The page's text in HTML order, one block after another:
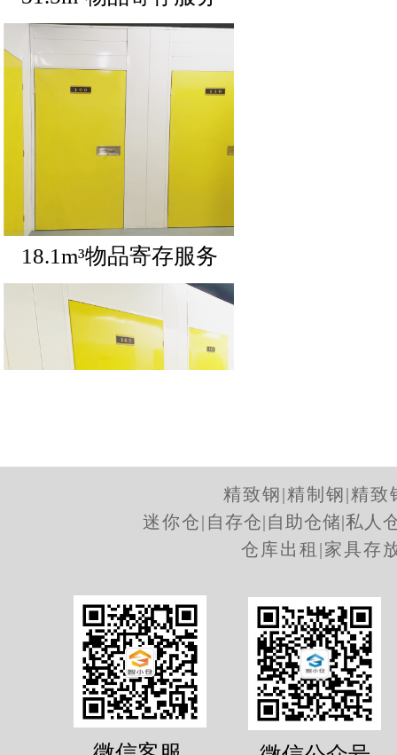
31.5m³物品寄存服务
18.1m³物品寄存服务
11.8m³物品寄存服务
精致钢|精制钢|精致
迷你仓| 自存仓|自助仓储|私人
仓库出租 |家具存